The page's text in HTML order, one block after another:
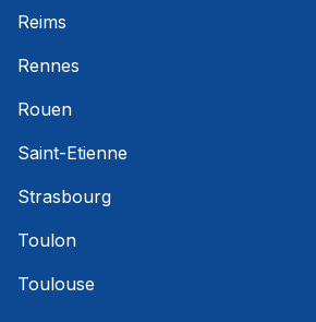
Reims
Rennes
Rouen
Saint-Etienne
Strasbourg
Toulon
Toulouse